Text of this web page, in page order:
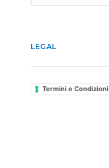
LEGAL
Termini e Condizioni